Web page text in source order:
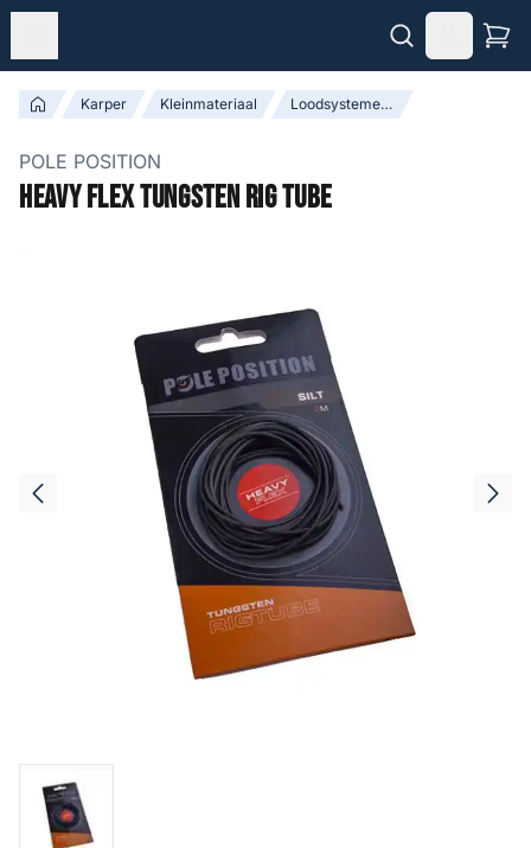
Karper Kleinmateriaal Loodsystemen & Leaders
POLE POSITION
Heavy Flex Tungsten Rig Tube